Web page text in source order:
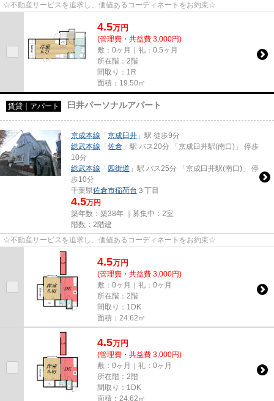
☆不動産サービスを追求し、価値あるコーディネートをお約束☆
4.5万円
(管理費・共益費 3,000円)
敷：0ヶ月｜礼：0.5ヶ月
所在階：2階
間取り：1R
面積：19.50㎡
賃貸｜アパート 臼井パーソナルアパート
京成本線 「 京成臼井 」駅 徒歩9分
総武本線 「 佐倉 」駅 バス20分 「京成臼井駅(南口)」 停歩
10分
総武本線 「 四街道 」駅 バス25分 「京成臼井駅(南口)」 停
歩10分
千葉県佐倉市稲荷台 ３丁目
4.5万円
築年数：築38年 ｜募集中： 2室
階数：2階建
☆不動産サービスを追求し、価値あるコーディネートをお約束☆
4.5万円
(管理費・共益費 3,000円)
敷：0ヶ月｜礼：0ヶ月
所在階：2階
間取り：1DK
面積：24.62㎡
4.5万円
(管理費・共益費 3,000円)
敷：0ヶ月｜礼：0ヶ月
所在階：2階
間取り：1DK
面積：24.62㎡